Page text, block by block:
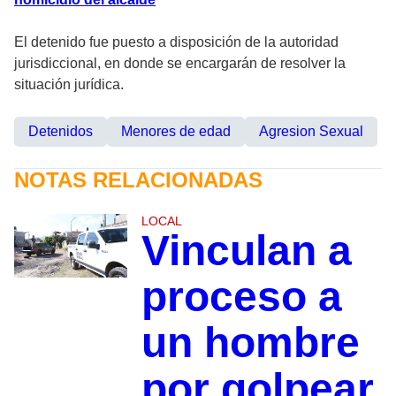
El detenido fue puesto a disposición de la autoridad
jurisdiccional, en donde se encargarán de resolver la
situación jurídica.
Detenidos Menores de edad Agresion Sexual
NOTAS RELACIONADAS
LOCAL
Vinculan a
proceso a
un hombre